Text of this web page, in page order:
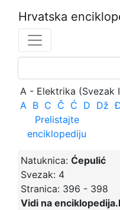
Hrvatska
A - Elektrika (Svezak
A B C Č Ć D Dž
Prelistajte
enciklopediju
Natuknica: Ćepulić
Svezak: 4
Stranica: 396 - 398
Vidi na